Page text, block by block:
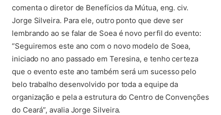
comenta o diretor de Benefícios da Mútua, eng. civ.
Jorge Silveira. Para ele, outro ponto que deve ser
lembrando ao se falar de Soea é novo perfil do evento:
“Seguiremos este ano com o novo modelo de Soea,
iniciado no ano passado em Teresina, e tenho certeza
que o evento este ano também será um sucesso pelo
belo trabalho desenvolvido por toda a equipe da
organização e pela a estrutura do Centro de Convenções
do Ceará”, avalia Jorge Silveira.